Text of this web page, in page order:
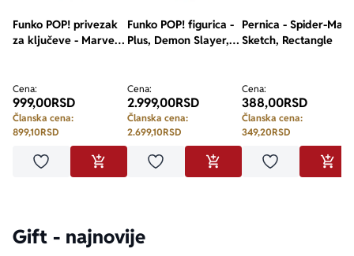
Funko POP! privezak
za ključeve - Marvel,
Cena:
999,00RSD
Članska cena:
899,10RSD
Dodaj u omiljeneDODAJ U KORPU
Funko POP! figurica -
Plus, Demon Slayer,
Cena:
2.999,00RSD
Članska cena:
2.699,10RSD
Dodaj u omiljeneDODAJ U KORPU
Pernica - Spider-Man,
Sketch, Rectangle
Cena:
388,00RSD
Članska cena:
349,20RSD
Dodaj u
Gift - najnovije